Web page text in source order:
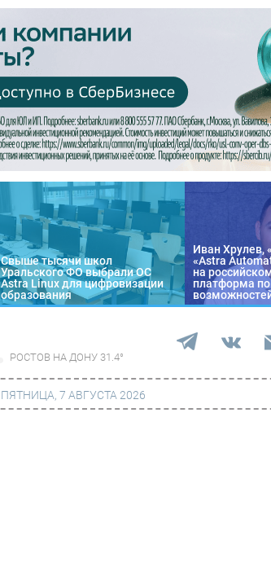
Свыше тысячи школ
Уральского ФО выбрали ОС
Astra Linux для цифровизации
образования
Иван Хрулев,
«Astra
на
платформа по
РОСТОВ НА ДОНУ 31.4°
ПЯТНИЦА, 7 АВГУСТА 2026